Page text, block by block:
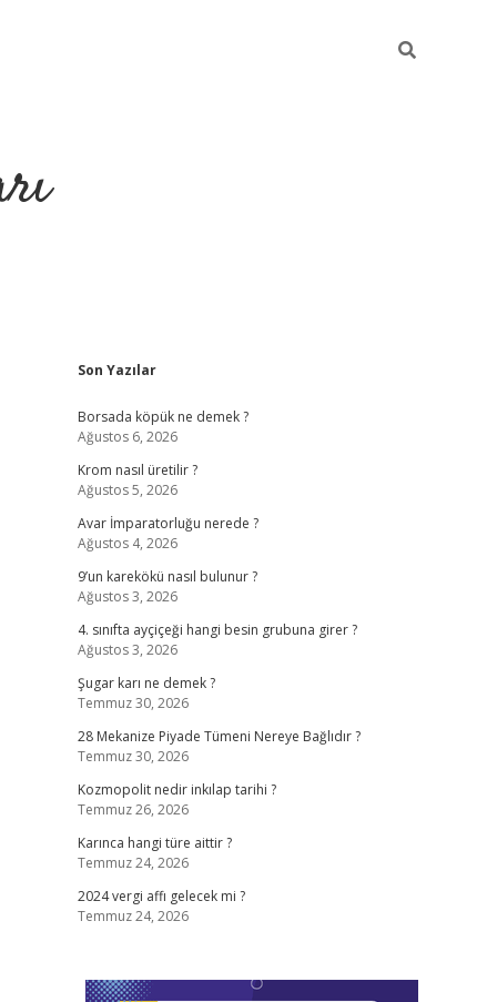
Sidebar
Son Yazılar
Borsada köpük ne demek ?
Ağustos 6, 2026
Krom nasıl üretilir ?
Ağustos 5, 2026
Avar İmparatorluğu nerede ?
Ağustos 4, 2026
9’un karekökü nasıl bulunur ?
Ağustos 3, 2026
4. sınıfta ayçiçeği hangi besin grubuna girer ?
Ağustos 3, 2026
Şugar karı ne demek ?
Temmuz 30, 2026
28 Mekanize Piyade Tümeni Nereye Bağlıdır ?
Temmuz 30, 2026
Kozmopolit nedir inkılap tarihi ?
Temmuz 26, 2026
Karınca hangi türe aittir ?
Temmuz 24, 2026
2024 vergi affı gelecek mi ?
Temmuz 24, 2026
hiltonbet girişilbet giriş yap